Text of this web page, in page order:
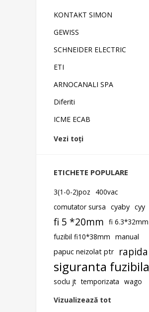
KONTAKT SIMON
GEWISS
SCHNEIDER ELECTRIC
ETI
ARNOCANALI SPA
Diferiti
ICME ECAB
Vezi toți
ETICHETE POPULARE
3(1-0-2)poz
400vac
comutator sursa cyaby cyy
fi 5 *20mm fi 6.3*32mm
fuzibil fi10*38mm manual
papuc neizolat ptr
rapida
siguranta fuzibila
soclu jt temporizata wago
Vizualizează tot